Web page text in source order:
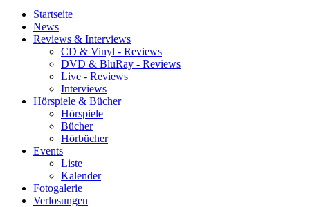
Startseite
News
Reviews & Interviews
CD & Vinyl - Reviews
DVD & BluRay - Reviews
Live - Reviews
Interviews
Hörspiele & Bücher
Hörspiele
Bücher
Hörbücher
Events
Liste
Kalender
Fotogalerie
Verlosungen